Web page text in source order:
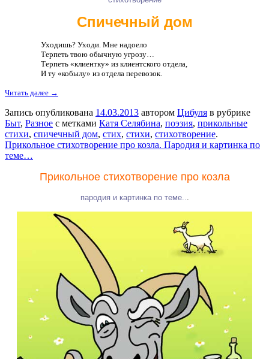
Спичечный дом
Уходишь? Уходи. Мне надоело
Терпеть твою обычную угрозу…
Терпеть «клиентку» из клиентского отдела,
И ту «кобылу» из отдела перевозок.
Читать далее →
Запись опубликована 14.03.2013 автором Цибуля в рубрике
Быт, Разное с метками Катя Селябина, поэзия, прикольные
стихи, спичечный дом, стих, стихи, стихотворение.
Прикольное стихотворение про козла. Пародия и картинка по
теме…
Прикольное стихотворение про козла
пародия и картинка по теме..